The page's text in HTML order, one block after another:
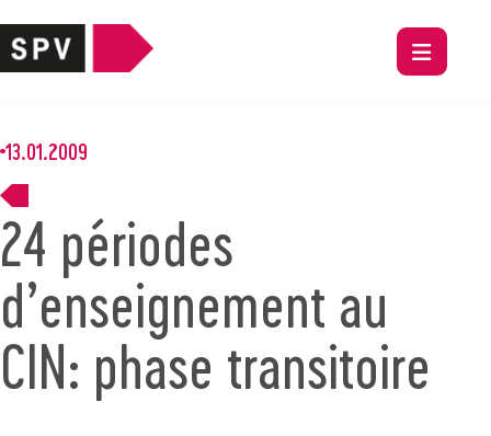
13.01.2009
24 périodes
d’enseignement au
CIN: phase transitoire